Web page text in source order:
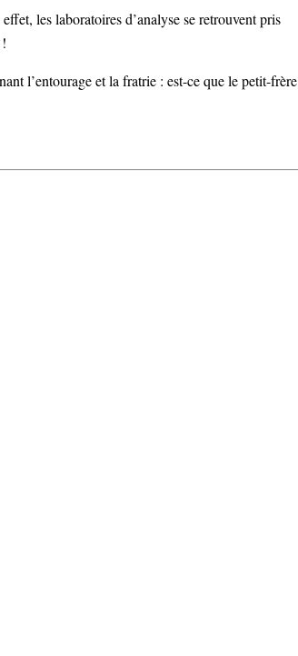
les laboratoires d’analyse se retrouvent pris
l’entourage et la fratrie : est-ce que le petit-frère